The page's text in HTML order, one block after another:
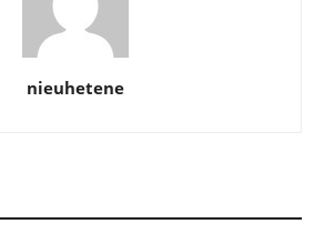
nieuhetene